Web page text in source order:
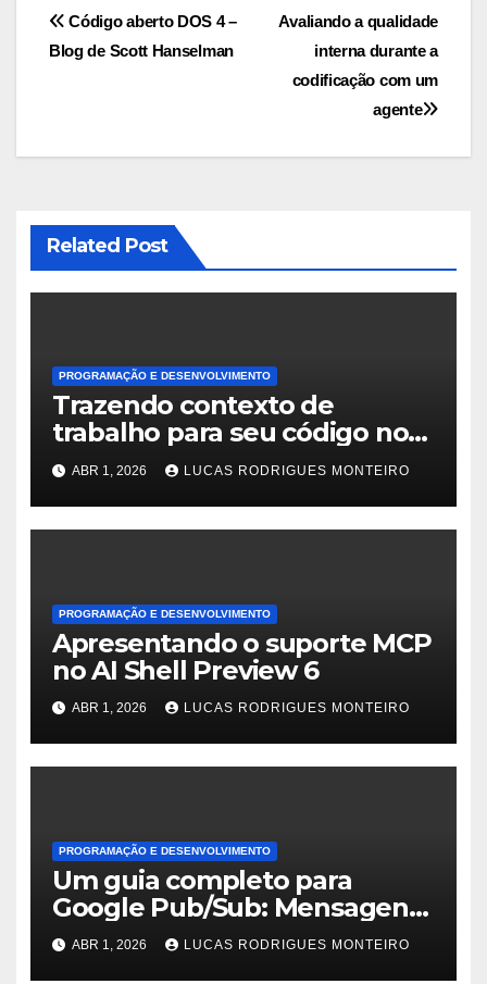
Navegação
de
Avaliando a qualidade
interna durante a
codificação com um
agente
Código aberto DOS 4 –
Blog de Scott Hanselman
Related Post
PROGRAMAÇÃO E DESENVOLVIMENTO
Trazendo contexto de
trabalho para seu código no
GitHub Copilot
ABR 1, 2026 LUCAS RODRIGUES MONTEIRO
PROGRAMAÇÃO E DESENVOLVIMENTO
Apresentando o suporte MCP
no AI Shell Preview 6
ABR 1, 2026 LUCAS RODRIGUES MONTEIRO
PROGRAMAÇÃO E DESENVOLVIMENTO
Um guia completo para
Google Pub/Sub: Mensagens
integradas na nuvem
ABR 1, 2026 LUCAS RODRIGUES MONTEIRO